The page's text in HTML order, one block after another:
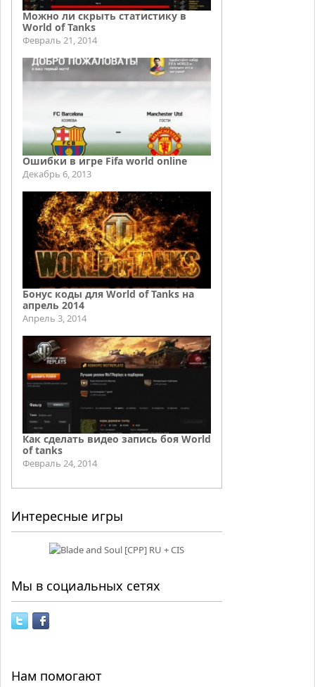
Можно ли скрыть статистику в
World of Tanks
Февраль 21, 2014
Ошибки в игре Fifa world online
Декабрь 6, 2013
Бонус коды для World of Tanks на
апрель 2014
Апрель 3, 2014
Как сделать видео запись боя World
of tanks
Февраль 24, 2014
Интересные игры
Мы в социальных сетях
Нам помогают